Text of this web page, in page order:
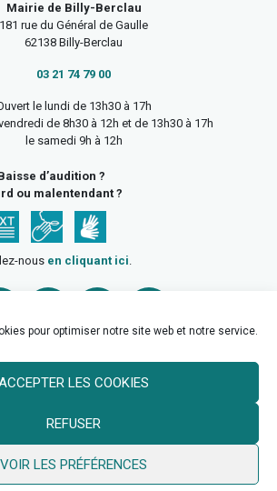
pour optimiser notre site web et notre service.
LES COOKIES
REFUSER
VOIR LES PRÉFÉRENCES
Mairie de Billy-Berclau
181 rue du Général de Gaulle
62138 Billy-Berclau
03 21 74 79 00
le lundi de 13h30 à 17h
de 8h30 à 12h et de 13h30 à 17h
le samedi 9h à 12h
d’audition ?
ou malentendant ?
nous en cliquant ici.
—neoweb.fr